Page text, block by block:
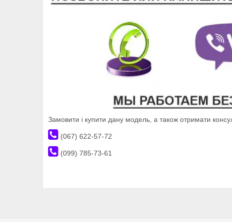
Замовити і купити дану модель, а також отримати
(067) 622-57-72
(099) 785-73-61